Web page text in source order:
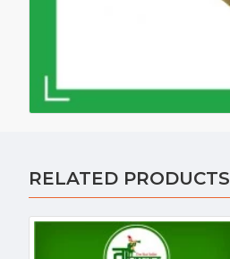
RELATED PRODUCTS